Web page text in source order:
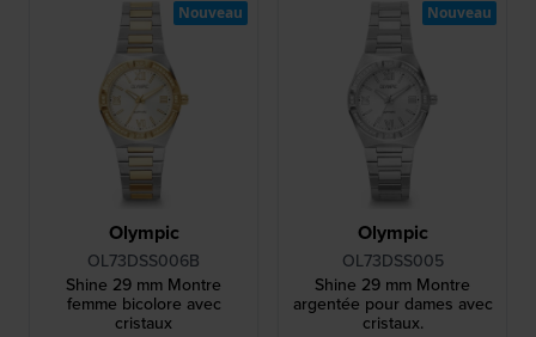
Olympic
OL73DSS006B
Shine 29 mm Montre
femme bicolore avec
cristaux
Nouveau
Olympic
OL73DSS005
Shine 29 mm Montre
argentée pour dames avec
cristaux.
Nouveau